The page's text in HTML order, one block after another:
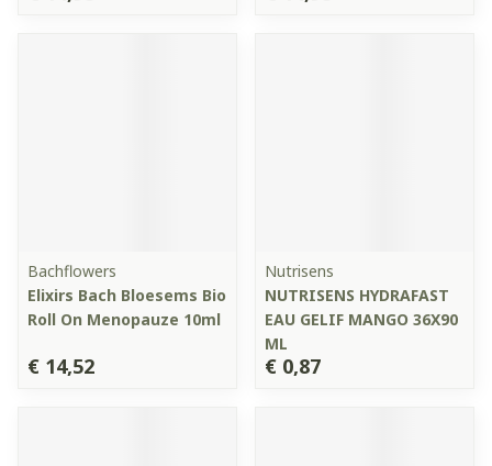
Bachflowers
Elixirs Bach Bloesems Bio
Roll On Menopauze 10ml
€ 14,52
Nutrisens
NUTRISENS HYDRAFAST
EAU GELIF MANGO 36X90
ML
€ 0,87